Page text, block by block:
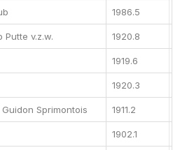
1986.5
Putte v.z.w. 1920.8
1919.6
1920.3
Sprimontois 1911.2
1902.1